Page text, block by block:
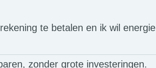
te betalen en ik wil energie
zonder grote investeringen.